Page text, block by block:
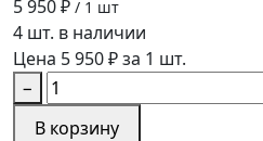
5 950 ₽ / 1 шт
4 шт. в наличии
Цена 5 950 ₽ за 1 шт.
−
В корзину